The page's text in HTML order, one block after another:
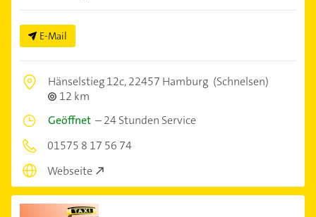
E-Mail
Hänselstieg 12c,22457 Hamburg (Schnelsen)
12 km
Geöffnet –24 Stunden Service
01575 8 17 56 74
Webseite